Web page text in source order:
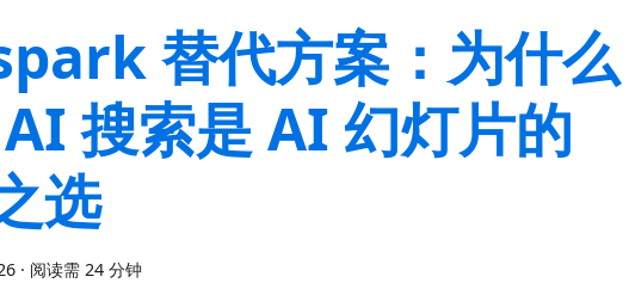
替代方案：为什么
搜索是 AI 幻灯片的
选
· 阅读需 24 分钟